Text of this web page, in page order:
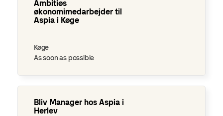
Ambitiøs
økonomimedarbejder til
Aspia i Køge
Køge
As soon as possible
Bliv Manager hos Aspia i
Herlev